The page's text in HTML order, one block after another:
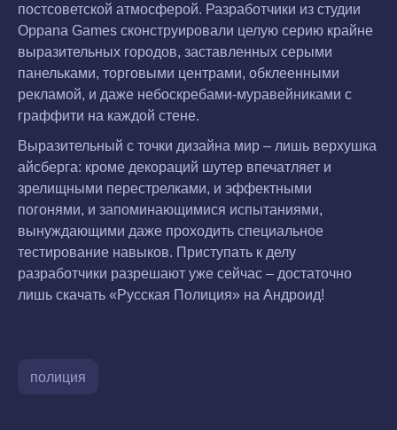
постсоветской атмосферой. Разработчики из студии
Oppana Games сконструировали целую серию крайне
выразительных городов, заставленных серыми
панельками, торговыми центрами, обклеенными
рекламой, и даже небоскребами-муравейниками с
граффити на каждой стене.
Выразительный с точки дизайна мир – лишь верхушка
айсберга: кроме декораций шутер впечатляет и
зрелищными перестрелками, и эффектными
погонями, и запоминающимися испытаниями,
вынуждающими даже проходить специальное
тестирование навыков. Приступать к делу
разработчики разрешают уже сейчас – достаточно
лишь скачать «Русская Полиция» на Андроид!
полиция